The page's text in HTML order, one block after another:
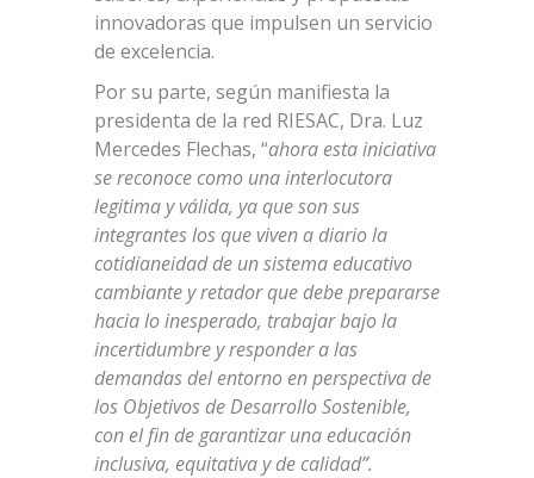
innovadoras que impulsen un servicio
de excelencia.
Por su parte, según manifiesta la
presidenta de la red RIESAC, Dra. Luz
Mercedes Flechas, “ahora esta iniciativa
se reconoce como una interlocutora
legitima y válida, ya que son sus
integrantes los que viven a diario la
cotidianeidad de un sistema educativo
cambiante y retador que debe prepararse
hacia lo inesperado, trabajar bajo la
incertidumbre y responder a las
demandas del entorno en perspectiva de
los Objetivos de Desarrollo Sostenible,
con el fin de garantizar una educación
inclusiva, equitativa y de calidad”.